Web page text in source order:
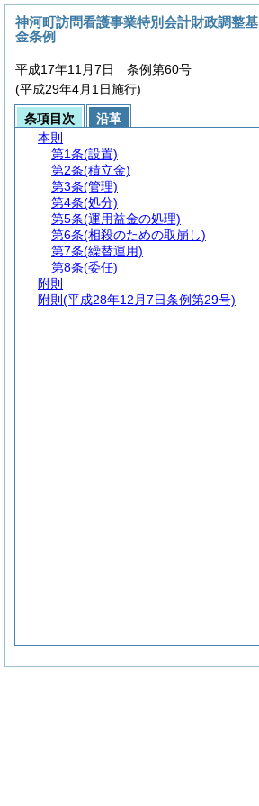
神河町訪問看護事業特別会計財政調整基
金条例
平成17年11月7日 条例第60号
(平成29年4月1日施行)
条項目次
沿革
本則
第1条(設置)
第2条(積立金)
第3条(管理)
第4条(処分)
第5条(運用益金の処理)
第6条(相殺のための取崩し)
第7条(繰替運用)
第8条(委任)
附則
附則 (平成28年12月7日条例第29号)